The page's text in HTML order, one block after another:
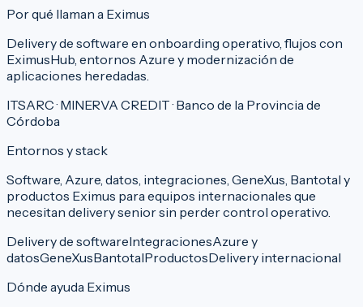
Por qué llaman a Eximus
Delivery de software en onboarding operativo, flujos con
EximusHub, entornos Azure y modernización de
aplicaciones heredadas.
ITSARC · MINERVA CREDIT · Banco de la Provincia de
Córdoba
Entornos y stack
Software, Azure, datos, integraciones, GeneXus, Bantotal y
productos Eximus para equipos internacionales que
necesitan delivery senior sin perder control operativo.
Delivery de softwareIntegracionesAzure y
datosGeneXusBantotalProductosDelivery internacional
Dónde ayuda Eximus